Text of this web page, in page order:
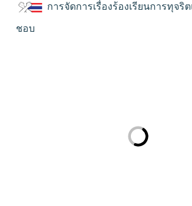
การจัดการเรื่องร้องเรียนการทุจริ
ชอบ